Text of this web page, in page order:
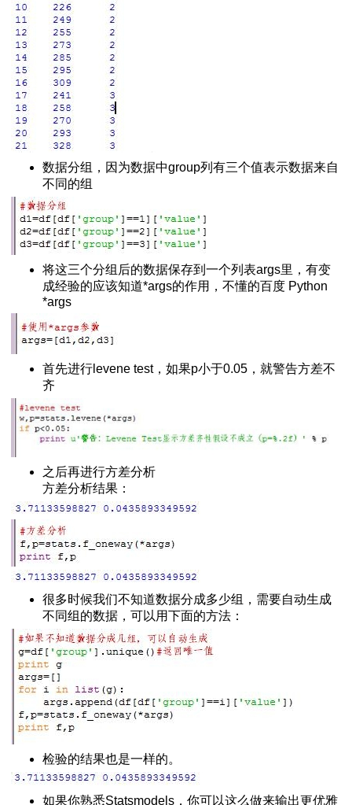
载
展库的方法
斜杠
x22字符
类函数
编码方式
方法
全
全
结
排序
表
器
数据分组，因为数据中group列有三个值表示数据来自
不同的组
将这三个分组后的数据保存到一个列表args里，有变
成经验的应该知道*args的作用，不懂的百度 Python
*args
首先进行levene test，如果p小于0.05，就警告方差不
齐
之后再进行方差分析
方差分析结果：
很多时候我们不知道数据分成多少组，需要自动生成
不同组的数据，可以用下面的方法：
检验的结果也是一样的。
如果你熟悉Statsmodels，你可以这么做来输出更优雅